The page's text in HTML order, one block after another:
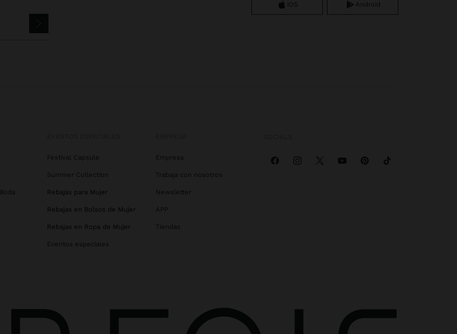
iOS Android
Festival Capsule
Summer Collection
Rebajas para Mujer
Rebajas en Bolsos de Mujer
Rebajas en Ropa de Mujer
Eventos especiales
Empresa
Trabaja con nosotros
Newsletter
APP
Tiendas